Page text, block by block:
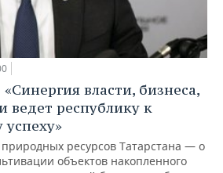
власти, бизнеса,
ведет республику к
успеху»
ресурсов Татарстана — о
объектов накопленного